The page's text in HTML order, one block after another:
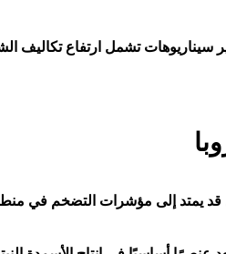
سيناريوهات تشمل ارتفاع تكاليف